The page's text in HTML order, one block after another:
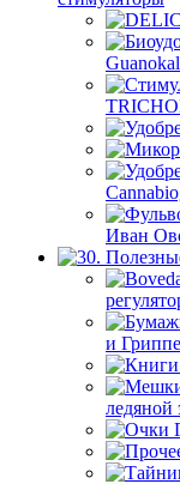
Иван
и
ледяной